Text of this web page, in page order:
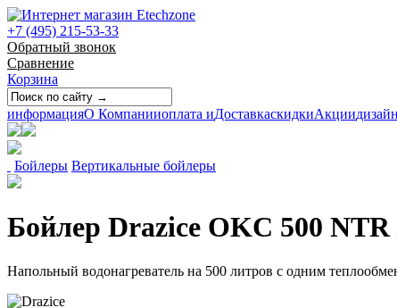
+7 (495) 215-53-33
Обратный звонок
Сравнение
Корзина
информацияО Компанииоплата иДоставкаскидкиАкциидизайн
Бойлеры Вертикальные бойлеры
Бойлер Drazice OKC 500
Напольный водонагреватель на 500 литров с одним